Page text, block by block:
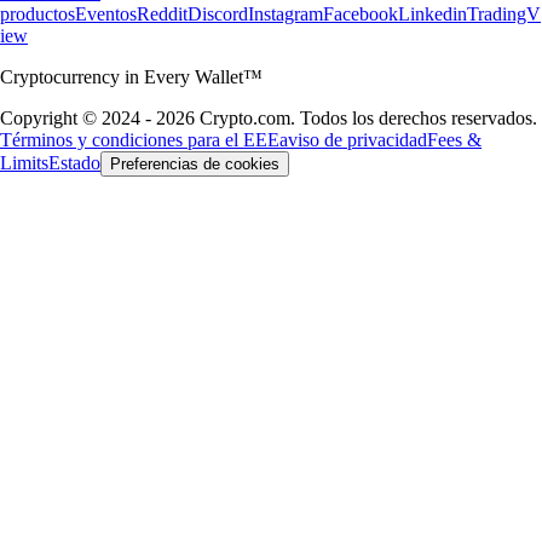
productosEventosRedditDiscordInstagramFacebookLinkedinTradingV
iew
Cryptocurrency in Every Wallet™
Copyright © 2024 - 2026 Crypto.com. Todos los derechos reservados.
Términos y condiciones para el EEEaviso de privacidadFees &
LimitsEstado Preferencias de cookies